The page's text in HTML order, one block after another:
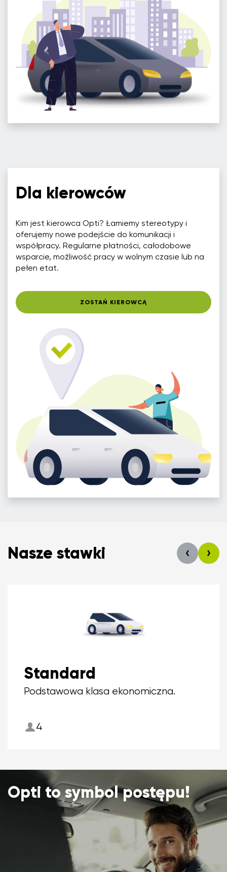
Dla kierowców
Kim jest kierowca Opti? Łamiemy stereotypy i
oferujemy nowe podejście do komunikacji i
współpracy. Regularne płatności, całodobowe
wsparcie, możliwość pracy w wolnym czasie lub na
pełen etat.
ZOSTAŃ KIEROWCĄ
Nasze stawki
Standard
Podstawowa klasa ekonomiczna.
4
Opti to symbol postępu!